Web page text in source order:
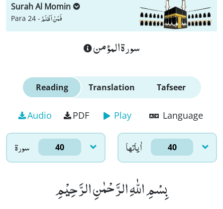
Surah Al Momin
Para 24 -فَمَنْ اَظْلَمُ
سورة المؤمن
Reading Translation Tafseer
Audio PDF Play Language
سورۃ 40 اٰياتها 40
بِسْمِ اللّٰهِ الرَّحْمٰنِ الرَّحِیْمِ